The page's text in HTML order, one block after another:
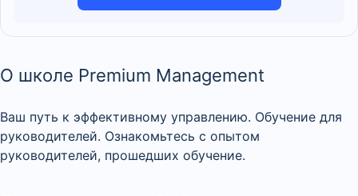
О школе Premium Management
Ваш путь к эффективному управлению. Обучение для
руководителей. Ознакомьтесь с опытом
руководителей, прошедших обучение.